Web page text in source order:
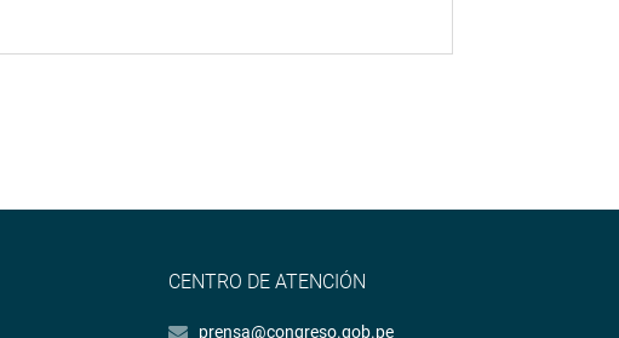
CENTRO DE ATENCIÓN
prensa@congreso.gob.pe